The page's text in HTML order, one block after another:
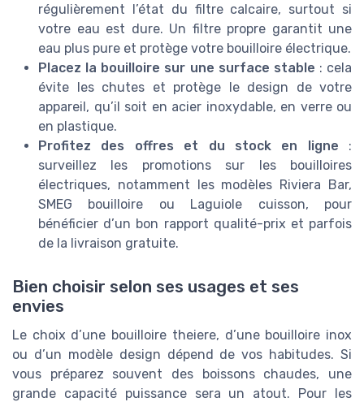
régulièrement l’état du filtre calcaire, surtout si
votre eau est dure. Un filtre propre garantit une
eau plus pure et protège votre bouilloire électrique.
Placez la bouilloire sur une surface stable : cela
évite les chutes et protège le design de votre
appareil, qu’il soit en acier inoxydable, en verre ou
en plastique.
Profitez des offres et du stock en ligne :
surveillez les promotions sur les bouilloires
électriques, notamment les modèles Riviera Bar,
SMEG bouilloire ou Laguiole cuisson, pour
bénéficier d’un bon rapport qualité-prix et parfois
de la livraison gratuite.
Bien choisir selon ses usages et ses
envies
Le choix d’une bouilloire theiere, d’une bouilloire inox
ou d’un modèle design dépend de vos habitudes. Si
vous préparez souvent des boissons chaudes, une
grande capacité puissance sera un atout. Pour les